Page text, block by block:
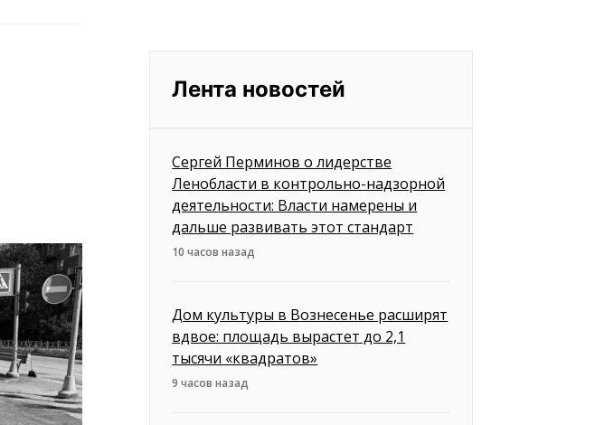
Лента новостей
Сергей Перминов о лидерстве
Ленобласти в контрольно-надзорной
деятельности: Власти намерены и
дальше развивать этот стандарт
10 часов назад
Дом культуры в Вознесенье расширят
вдвое: площадь вырастет до 2,1
тысячи «квадратов»
9 часов назад